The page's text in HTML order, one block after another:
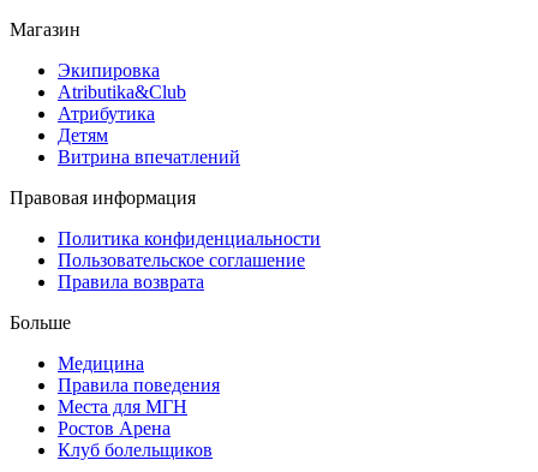
Магазин
Экипировка
Atributika&Club
Атрибутика
Детям
Витрина впечатлений
Правовая информация
Политика конфиденциальности
Пользовательское соглашение
Правила возврата
Больше
Медицина
Правила поведения
Места для МГН
Ростов Арена
Клуб болельщиков